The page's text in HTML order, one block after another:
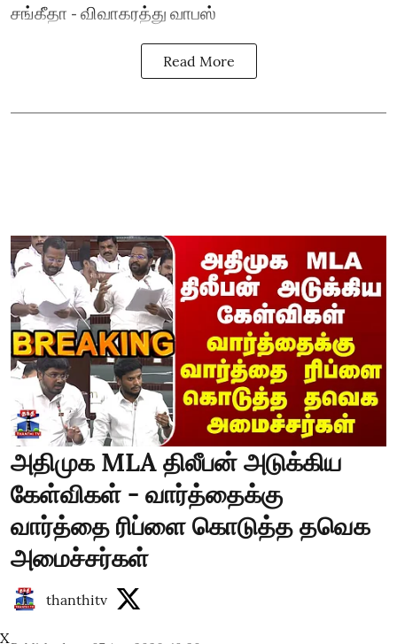
சங்கீதா - விவாகரத்து வாபஸ்
Read More
அதிமுக MLA திலீபன் அடுக்கிய
கேள்விகள் - வார்த்தைக்கு
வார்த்தை ரிப்ளை கொடுத்த தவெக
அமைச்சர்கள்
thanthitv
X